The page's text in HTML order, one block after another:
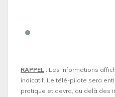
RAPPEL : Les informations
indicatif. Le télé-pilote sera
pratique et devra, au delà des